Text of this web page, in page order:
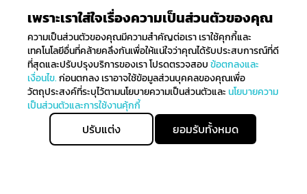
เพราะเราใส่ใจเรื่องความเป็นส่วนตัวของคุณ
ความเป็นส่วนตัวของคุณมีความสำคัญต่อเรา เราใช้คุกกี้และ
เทคโนโลยีอื่นที่คล้ายคลึงกันเพื่อให้แน่ใจว่าคุณได้รับประสบการณ์ที่ดี
ที่สุดและปรับปรุงบริการของเรา โปรดตรวจสอบข้อตกลงและ
เงื่อนไข.ก่อนตกลง เราอาจใช้ข้อมูลส่วนบุคคลของคุณเพื่อ
วัตถุประสงค์ที่ระบุไว้ตามนโยบายความเป็นส่วนตัวและนโยบายความ
เป็นส่วนตัวและการใช้งานคุ้กกี้
ปรับแต่ง ยอมรับทั้งหมด